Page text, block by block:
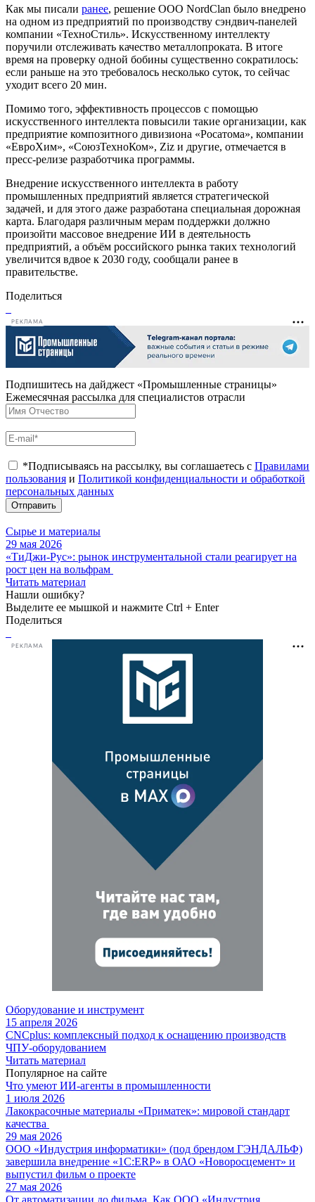
Как мы писали ранее, решение ООО NordClan было внедрено
на одном из предприятий по производству сэндвич-панелей
компании «ТехноСтиль». Искусственному интеллекту
поручили отслеживать качество металлопроката. В итоге
время на проверку одной бобины существенно сократилось:
если раньше на это требовалось несколько суток, то сейчас
уходит всего 20 мин.
Помимо того, эффективность процессов с помощью
искусственного интеллекта повысили такие организации, как
предприятие композитного дивизиона «Росатома», компании
«ЕвроХим», «СоюзТехноКом», Ziz и другие, отмечается в
пресс-релизе разработчика программы.
Внедрение искусственного интеллекта в работу
промышленных предприятий является стратегической
задачей, и для этого даже разработана специальная дорожная
карта. Благодаря различным мерам поддержки должно
произойти массовое внедрение ИИ в деятельность
предприятий, а объём российского рынка таких технологий
увеличится вдвое к 2030 году, сообщали ранее в
правительстве.
Поделиться
РЕКЛАМА
Подпишитесь на дайджест «Промышленные страницы»
Ежемесячная рассылка для специалистов отрасли
*Подписываясь на рассылку, вы соглашаетесь с Правилами
пользования и Политикой конфиденциальности и обработкой
персональных данных
Отправить
Сырье и материалы
29 мая 2026
«ТиДжи-Рус»: рынок инструментальной стали реагирует на
рост цен на вольфрам
Читать материал
Нашли ошибку?
Выделите ее мышкой и нажмите Ctrl + Enter
Поделиться
РЕКЛАМА
Оборудование и инструмент
15 апреля 2026
CNCplus: комплексный подход к оснащению производств
ЧПУ-оборудованием
Читать материал
Популярное на сайте
Что умеют ИИ-агенты в промышленности
1 июля 2026
Лакокрасочные материалы «Приматек»: мировой стандарт
качества
29 мая 2026
ООО «Индустрия информатики» (под брендом ГЭНДАЛЬФ)
завершила внедрение «1С:ERP» в ОАО «Новоросцемент» и
выпустил фильм о проекте
27 мая 2026
От автоматизации до фильма. Как ООО «Индустрия